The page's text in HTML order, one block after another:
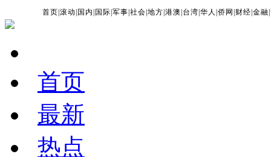
首页 |滚动 国内 国际 |军事 |社会 |地方 |港澳 台湾 |华人 |侨网 财经 |金融 |
首页
最新
热点